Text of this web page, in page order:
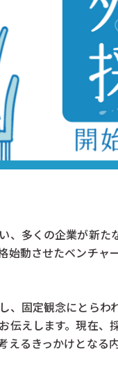
、多くの企業が新
始動させたベンチャ
、固定観念にとらわ
伝えします。現在、
るきっかけとなる